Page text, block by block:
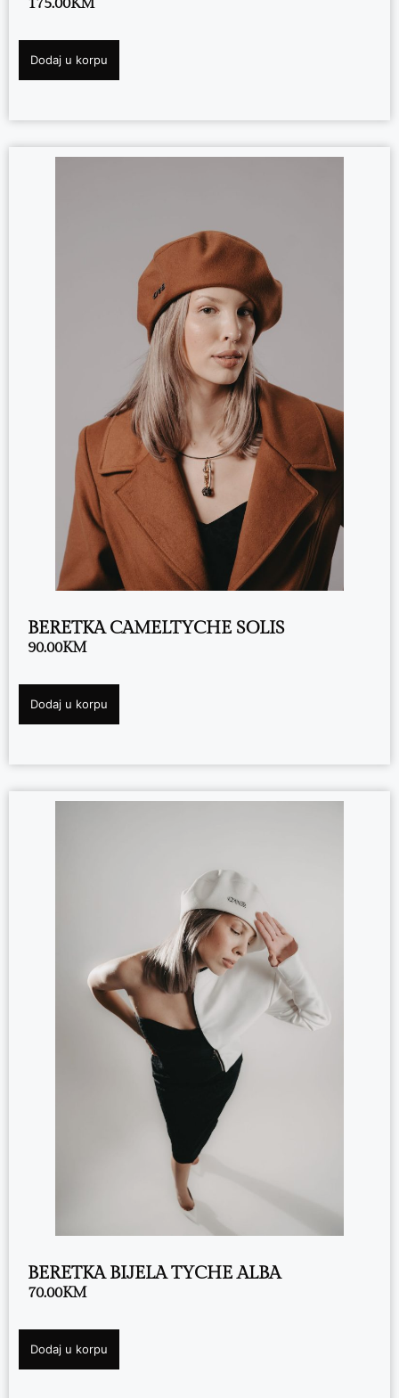
175.00KM
Dodaj u korpu
BERETKA CAMELTYCHE SOLIS
90.00KM
Dodaj u korpu
BERETKA BIJELA TYCHE ALBA
70.00KM
Dodaj u korpu